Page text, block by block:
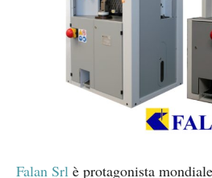
Falan Srl è protagonista